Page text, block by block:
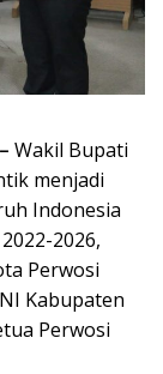
Wakil Bupati
menjadi
Indonesia
2026,
Perwosi
Kabupaten
Perwosi